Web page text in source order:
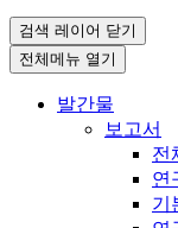
검색 레이어 닫기
전체메뉴 열기
발간물
보고서
전
연
기